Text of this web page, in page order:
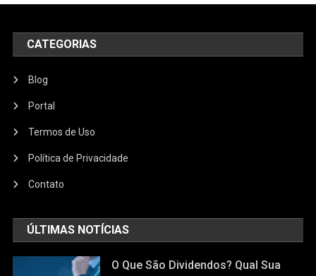
CATEGORIAS
Blog
Portal
Termos de Uso
Política de Privacidade
Contato
ÚLTIMAS NOTÍCIAS
O Que São Dividendos? Qual Sua